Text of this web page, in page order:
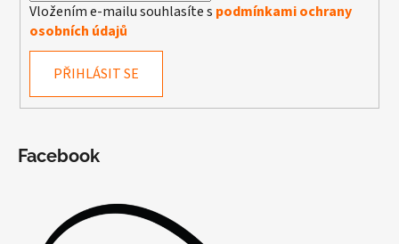
Vložením e-mailu souhlasíte s podmínkami ochrany
osobních údajů
PŘIHLÁSIT SE
Facebook